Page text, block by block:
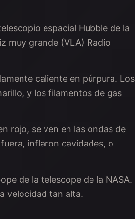
espacial Hubble de la
muy grande (VLA) Radio
caliente en púrpura. Los
y los filamentos de gas
rojo, se ven en las ondas de
inflaron cavidades, o
de la telescope de la NASA.
velocidad tan alta.